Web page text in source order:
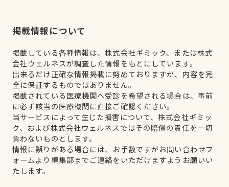
掲載情報について
掲載している各種情報は、株式会社ギミック、または株式
会社ウェルネスが調査した情報をもとにしています。
出来るだけ正確な情報掲載に努めておりますが、内容を完
全に保証するものではありません。
掲載されている医療機関へ受診を希望される場合は、事前
に必ず該当の医療機関に直接ご確認ください。
当サービスによって生じた損害について、株式会社ギミッ
ク、および株式会社ウェルネスではその賠償の責任を一切
負わないものとします。
情報に誤りがある場合には、お手数ですがお問い合わせフ
ォームより編集部までご連絡をいただけますようお願いい
たします。